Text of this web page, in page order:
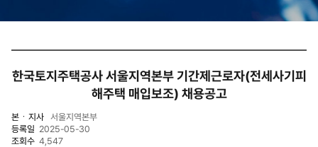
공유
한국토지주택공사 서울지역본부 기간제근로자(전세사기피
해주택 매입보조) 채용공고
본ㆍ지사 서울지역본부
등록일 2025-05-30
조회수 4,547